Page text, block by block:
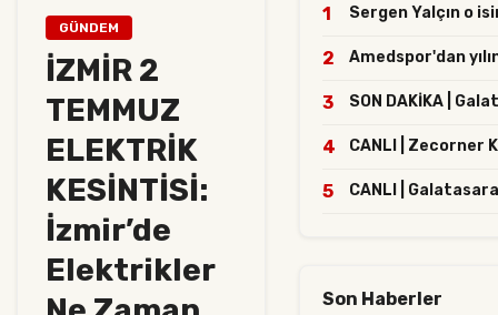
GÜNDEM
İZMİR 2
TEMMUZ
ELEKTRİK
KESİNTİSİ:
İzmir’de
Elektrikler
1 Sergen Yalçın o
2 Amedspor'dan
3 SON DAKİKA |
4 CANLI | Zecorner
5 CANLI |
Son Haberler